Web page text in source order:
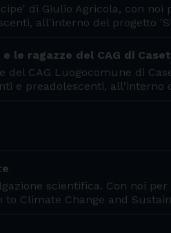
di Giulio Agricola, con
all'interno del progetto
le ragazze del CAG di
del CAG Luogocomune di
e preadolescenti,
scientifica. Con noi
Climate Change and